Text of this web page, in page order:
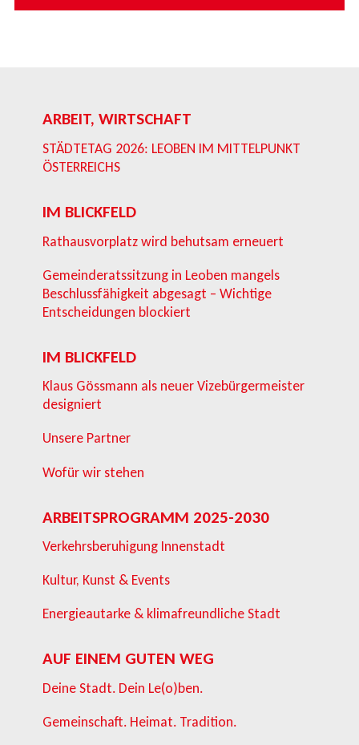
ARBEIT, WIRTSCHAFT
STÄDTETAG 2026: LEOBEN IM MITTELPUNKT
ÖSTERREICHS
IM BLICKFELD
Rathausvorplatz wird behutsam erneuert
Gemeinderatssitzung in Leoben mangels
Beschlussfähigkeit abgesagt – Wichtige
Entscheidungen blockiert
IM BLICKFELD
Klaus Gössmann als neuer Vizebürgermeister
designiert
Unsere Partner
Wofür wir stehen
ARBEITSPROGRAMM 2025-2030
Verkehrsberuhigung Innenstadt
Kultur, Kunst & Events
Energieautarke & klimafreundliche Stadt
AUF EINEM GUTEN WEG
Deine Stadt. Dein Le(o)ben.
Gemeinschaft. Heimat. Tradition.